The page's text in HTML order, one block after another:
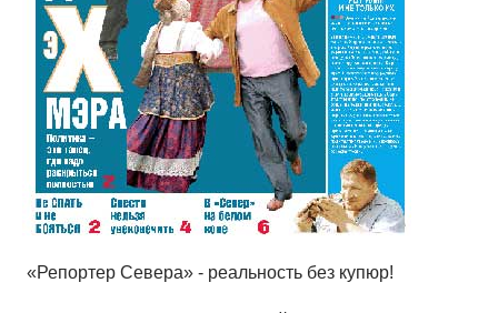
«Репортер Севера» - реальность без купюр!